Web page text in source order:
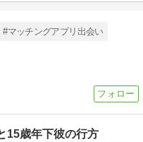
#マッチングアプリ出会い
15歳年下彼の行方